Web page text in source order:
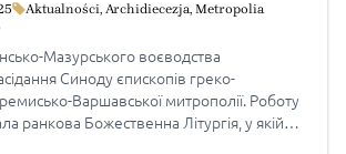
Aktualności, Archidiecezja, Metropolia
Мазурського воєводства
Синоду єпископів греко-
Варшавської митрополії. Роботу
ранкова Божественна Літургія, у якій